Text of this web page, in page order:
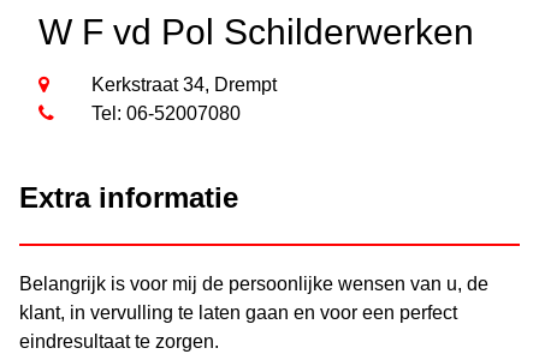
W F vd Pol Schilderwerken
Kerkstraat 34, Drempt
Tel: 06-52007080
Extra informatie
Belangrijk is voor mij de persoonlijke wensen van u, de
klant, in vervulling te laten gaan en voor een perfect
eindresultaat te zorgen.